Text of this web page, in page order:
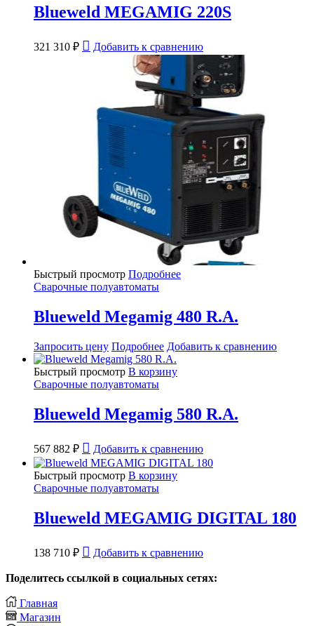
Blueweld MEGAMIG 220S
321 310 ₽ Добавить к сравнению
Быстрый просмотр Подробнее
Сварочные полуавтоматы
Blueweld Megamig 480 R.A.
Запросить цену Подробнее Добавить к сравнению
Быстрый просмотр В корзину
Сварочные полуавтоматы
Blueweld Megamig 580 R.A.
567 882 ₽ Добавить к сравнению
Быстрый просмотр В корзину
Сварочные полуавтоматы
Blueweld MEGAMIG DIGITAL 180
138 710 ₽ Добавить к сравнению
Поделитесь ссылкой в социальных сетях:
Главная
Магазин